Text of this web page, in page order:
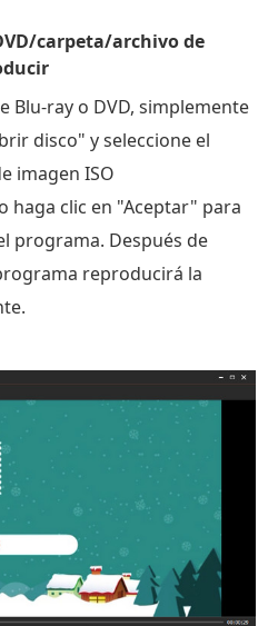
carpeta/archivo de
Blu-ray o DVD, simplemente
disco" y seleccione el
imagen ISO
haga clic en "Aceptar" para
programa. Después de
reproducirá la